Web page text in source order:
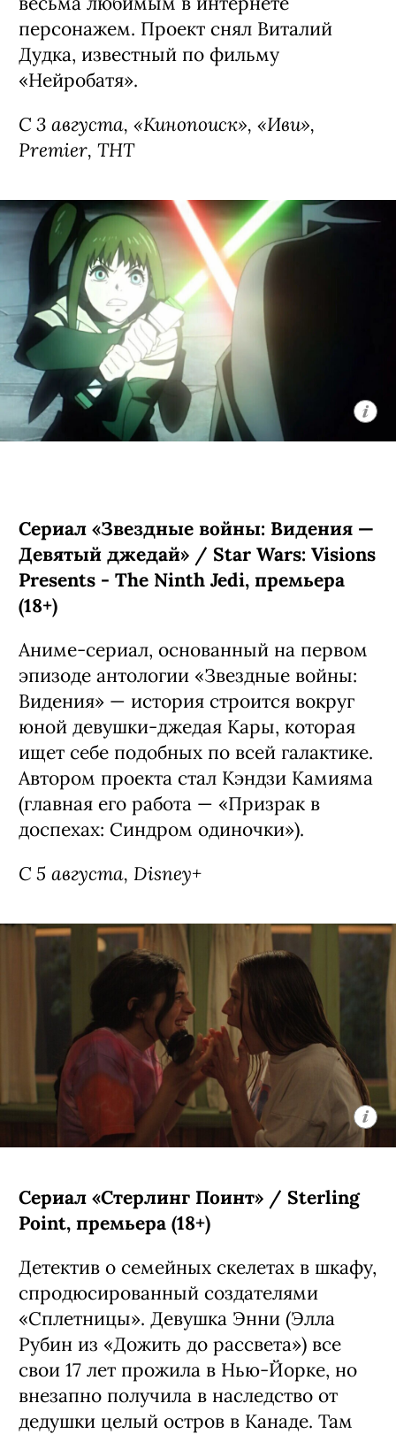
Сериал «Коп-звезда», премьера (16+)
Комедия о майоре полиции Китаеве
(Никита Панфилов), слегка потерявшем
связь с реальностью после того, как на
него свалилась популярность в
соцсетях. Баланс медийности и
повседневной работы принудительно
приходится исправлять с помощью
очень серьезно относящейся к делу
весьма любимым в интернете
персонажем. Проект снял Виталий
Дудка, известный по фильму
«Нейробатя».
С 3 августа, «Кинопоиск», «Иви»,
Premier, ТНТ
Сериал «Звездные войны: Видения —
Девятый джедай» / Star Wars: Visions
Presents - The Ninth Jedi, премьера
эпизоде антологии «Звездные войны:
Видения» — история строится вокруг
юной девушки-джедая Кары, которая
ищет себе подобных по всей галактике.
Автором проекта стал Кэндзи Камияма
(главная его работа — «Призрак в
доспехах: Синдром одиночки»).
С 5 августа, Disney+